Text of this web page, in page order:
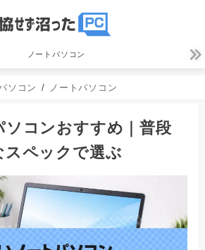
ノートパソコン
ソコン ノートパソコン
ソコンおすすめ｜普段
スペックで選ぶ